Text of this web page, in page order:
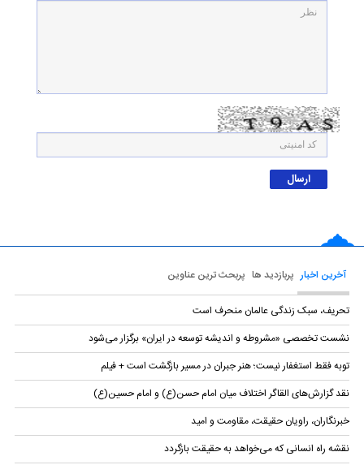
آخرین اخبار پربازدید ها پربحث ترین عناوین
تحریف، سبک زندگی عالمان منحرف است
نشست تخصصی «مشروطه و اندیشه توسعه در ایران» برگزار می‌شود
توبه فقط استغفار نیست؛ هنر جبران در مسیر بازگشت است + فیلم
نقد گزارش‌های القاگر اختلاف میان امام حسن(ع) و امام حسین(ع)
خبرنگاران، راویان حقیقت، مقاومت و امید
نقشه راه انسانی که می‌خواهد به حقیقت بازگردد